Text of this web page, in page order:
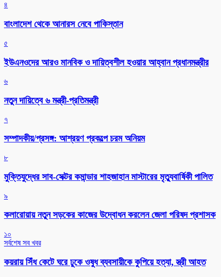
৪
বাংলাদেশ থেকে আনারস নেবে পাকিস্তান
৫
ইউএনওদের আরও মানবিক ও দায়িত্বশীল হওয়ার আহ্বান প্রধানমন্ত্রীর
৬
নতুন দায়িত্বে ৬ মন্ত্রী-প্রতিমন্ত্রী
৭
সম্পাদকীয়/প্রসঙ্গ: আশ্রয়ণ প্রকল্পে চরম অনিয়ম
৮
মুক্তিযুদ্ধের সাব-সেক্টর কমান্ডার শাহজাহান মাস্টারের মৃত্যুবার্ষিকী পালিত
৯
কলারোয়ায় নতুন সড়কের কাজের উদ্বোধন করলেন জেলা পরিষদ প্রশাসক
১০
সর্বশেষ সব খবর
কয়রায় সিঁধ কেটে ঘরে ঢুকে ওষুধ ব্যবসায়ীকে কুপিয়ে হত্যা, স্ত্রী আহত